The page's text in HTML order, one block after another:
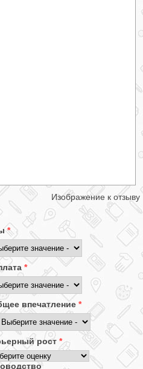
Изображение к отзыву
*
*
впечатление *
рост *